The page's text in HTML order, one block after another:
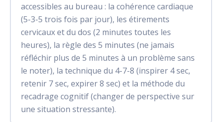
accessibles au bureau : la cohérence cardiaque
(5-3-5 trois fois par jour), les étirements
cervicaux et du dos (2 minutes toutes les
heures), la règle des 5 minutes (ne jamais
réfléchir plus de 5 minutes à un problème sans
le noter), la technique du 4-7-8 (inspirer 4 sec,
retenir 7 sec, expirer 8 sec) et la méthode du
recadrage cognitif (changer de perspective sur
une situation stressante).